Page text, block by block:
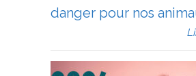
danger pour nos